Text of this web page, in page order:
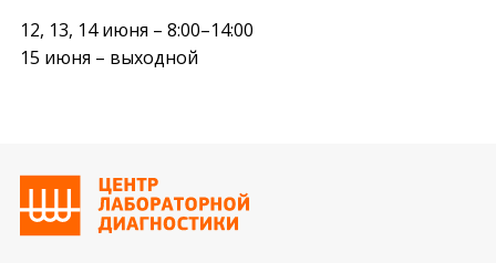
12, 13, 14 июня – 8:00–14:00
15 июня – выходной